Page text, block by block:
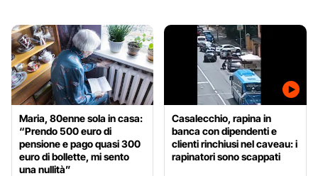
Maria, 80enne sola in casa:
“Prendo 500 euro di
pensione e pago quasi 300
euro di bollette, mi sento
una nullità”
Casalecchio, rapina in
banca con dipendenti e
clienti rinchiusi nel caveau: i
rapinatori sono scappati